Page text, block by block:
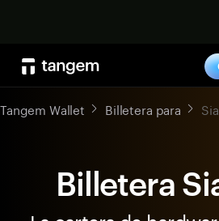
Tangem Wallet Billetera para
Billetera